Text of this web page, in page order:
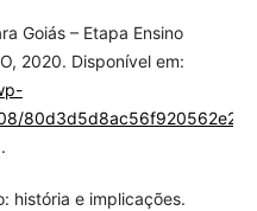
Goiás – Etapa Ensino
2020. Disponível em:
história e implicações.